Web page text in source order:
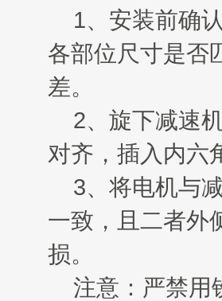
1、安装前确
各部位尺寸是否
差。
2、旋下减速
对齐，插入内六
3、将电机与
一致，且二者外
损。
注意：严禁用